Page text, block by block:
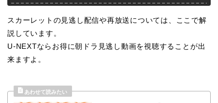
スカーレットの見逃し配信や再放送については、ここで解
説しています。
U-NEXTならお得に朝ドラ見逃し動画を視聴することが出
来ますよ。